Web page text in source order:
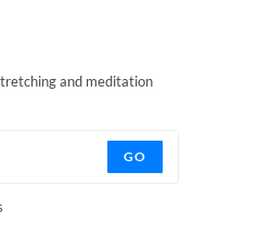
and meditation
GO